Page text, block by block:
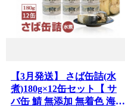
【3月発送】 さば缶詰(水
煮)180g×12缶セット【 サ
バ缶 鯖 無添加 無着色 海産